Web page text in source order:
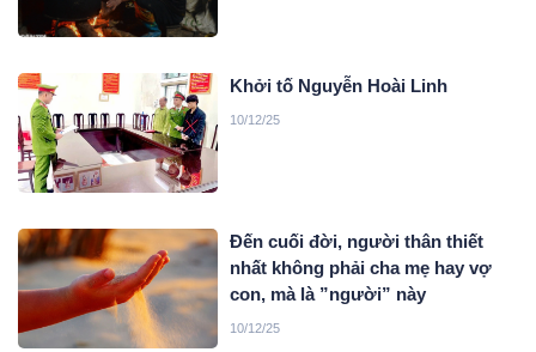
Khởi tố Nguyễn Hoài Linh
10/12/25
Đến cuối đời, người thân thiết
nhất không phải cha mẹ hay vợ
con, mà là ”người” này
10/12/25